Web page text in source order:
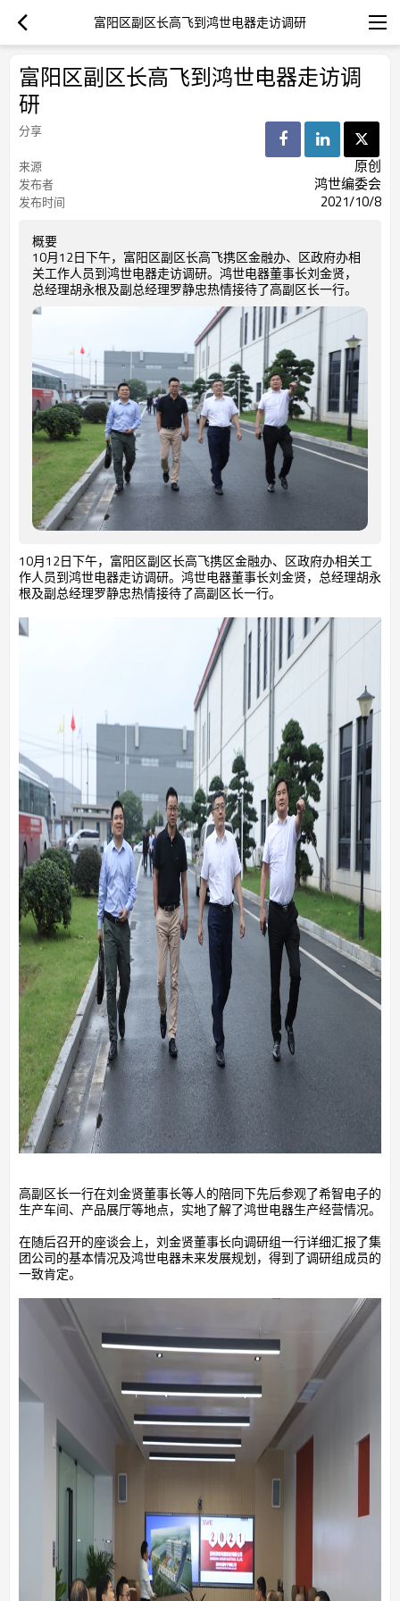
富阳区副区长高飞到鸿世电器走访调研
富阳区副区长高飞到鸿世电器走访调
研
分享
来源
原创
发布者 鸿世编委会
发布时间 2021/10/8
概要
10月12日下午，富阳区副区长高飞携区金融办、区政府办相
关工作人员到鸿世电器走访调研。鸿世电器董事长刘金贤，
总经理胡永根及副总经理罗静忠热情接待了高副区长一行。
10月12日下午，富阳区副区长高飞携区金融办、区政府办相关工
作人员到鸿世电器走访调研。鸿世电器董事长刘金贤，总经理胡永
根及副总经理罗静忠热情接待了高副区长一行。
高副区长一行在刘金贤董事长等人的陪同下先后参观了希智电子的
生产车间、产品展厅等地点，实地了解了鸿世电器生产经营情况。
在随后召开的座谈会上，刘金贤董事长向调研组一行详细汇报了集
团公司的基本情况及鸿世电器未来发展规划，得到了调研组成员的
一致肯定。